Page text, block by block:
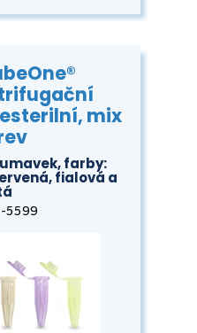
mix
farby:
fialová a
5599